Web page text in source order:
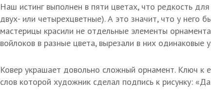
Наш истинг выполнен в пяти цветах, что редкость
двух- или четырехцветные). А это значит, что у него
мастерицы красили не отдельные элементы
войлоков в разные цвета, вырезали в них одинаковые
Ковер украшает довольно сложный орнамент. Ключ к
слов которой художник сделал подпись к рисунку: